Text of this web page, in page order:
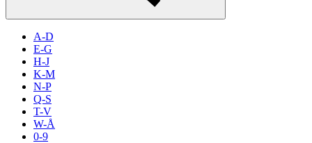
Merker
Inspirasjon
Søk
A-D
E-G
H-J
K-M
N-P
Q-S
T-V
W-Å
0-9